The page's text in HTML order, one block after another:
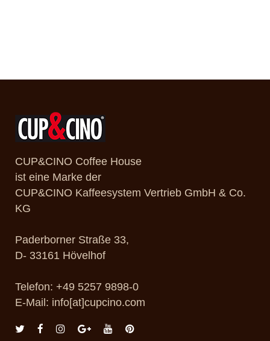
CUP&CINO Coffee House
ist eine Marke der
CUP&CINO Kaffeesystem Vertrieb GmbH & Co.
KG
Paderborner Straße 33,
D- 33161 Hövelhof
Telefon: +49 5257 9898-0
E-Mail: info[at]cupcino.com